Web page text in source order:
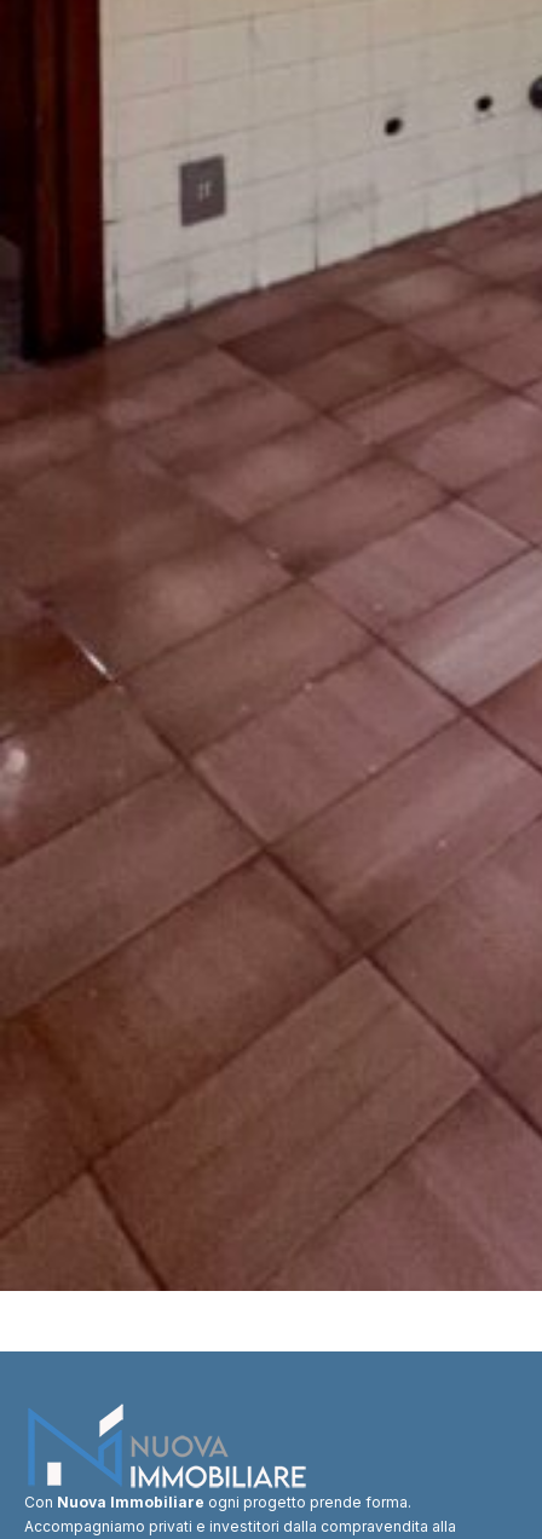
Con Nuova Immobiliare ogni progetto prende forma.
Accompagniamo privati e investitori dalla compravendita alla